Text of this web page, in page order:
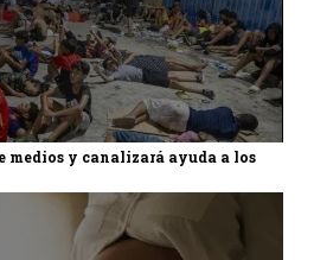
medios y canalizará ayuda a los